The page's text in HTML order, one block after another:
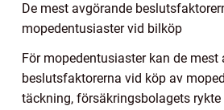
De mest avgörande
mopedentusiaster vid bilköp
För mopedentusiaster kan de mest
beslutsfaktorerna vid köp av
täckning, försäkringsbolagets